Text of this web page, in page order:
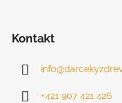
Kontakt
info@
+421 907 421 426